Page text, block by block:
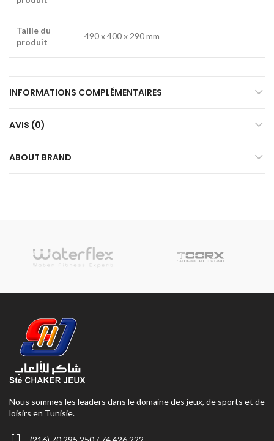
Taille du
produit
490 x 400 x 290 mm
INFORMATIONS COMPLÉMENTAIRES
AVIS (0)
ABOUT BRAND
Nous sommes les leaders dans le domaine des jeux, de sports et de
loisirs en Tunisie.